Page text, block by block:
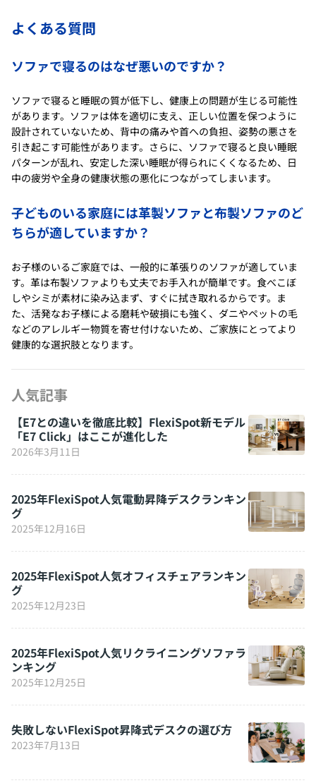
よくある質問
ソファで寝るのはなぜ悪いのですか？
ソファで寝ると睡眠の質が低下し、健康上の問題が生じる可能性
があります。ソファは体を適切に支え、正しい位置を保つように
設計されていないため、背中の痛みや首への負担、姿勢の悪さを
引き起こす可能性があります。さらに、ソファで寝ると良い睡眠
パターンが乱れ、安定した深い睡眠が得られにくくなるため、日
中の疲労や全身の健康状態の悪化につながってしまいます。
子どものいる家庭には革製ソファと布製ソファのど
ちらが適していますか？
お子様のいるご家庭では、一般的に革張りのソファが適していま
す。革は布製ソファよりも丈夫でお手入れが簡単です。食べこぼ
しやシミが素材に染み込まず、すぐに拭き取れるからです。ま
た、活発なお子様による磨耗や破損にも強く、ダニやペットの毛
などのアレルギー物質を寄せ付けないため、ご家族にとってより
健康的な選択肢となります。
人気記事
【E7との違いを徹底比較】FlexiSpot新モデル
「E7 Click」はここが進化した
2026年3月11日
2025年FlexiSpot人気電動昇降デスクランキン
グ
2025年12月16日
2025年FlexiSpot人気オフィスチェアランキン
グ
2025年12月23日
2025年FlexiSpot人気リクライニングソファラ
ンキング
2025年12月25日
失敗しないFlexiSpot昇降式デスクの選び方
2023年7月13日